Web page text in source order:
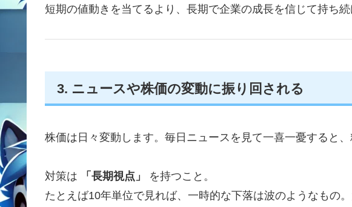
短期の値動きを当てるより、長期で企業の成長を信じて持ち続
3. ニュースや株価の変動に振り回される
株価は日々変動します。毎日ニュースを見て一喜一憂すると、
対策は 「長期視点」
を持つこと。
たとえば10年単位で見れば、一時的な下落は波のようなもの